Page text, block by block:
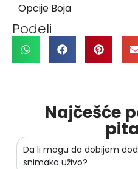
Opcije Boja
Podeli
Najčešće
Da li mogu da dobijem
snimaka uživo?